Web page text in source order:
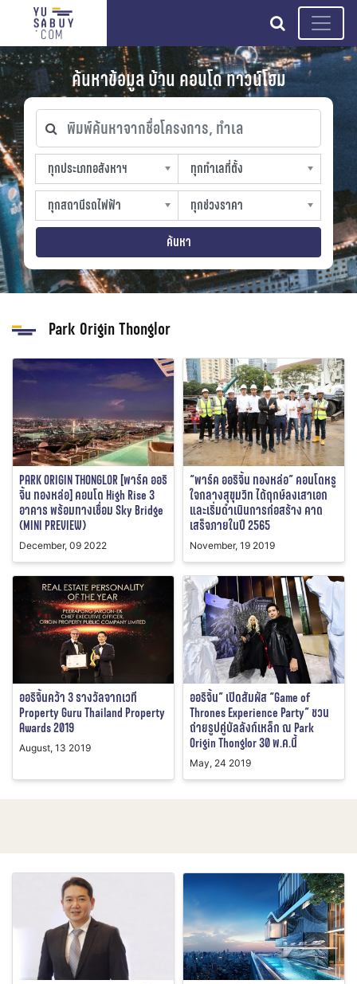
search
ค้นหาข้อมูล บ้าน คอนโด ทาวน์โฮม
พิมพ์ค้นหาจากชื่อโครงการ, ทำเล
ทุกประเภทอสังหาฯ
ทุกประเภทอสังหาฯ
sproperty
ทุกทำเลที่ตั้ง
ทุกทำเลที่ตั้ง
slocation
ทุกสถานีรถไฟฟ้า
ทุกสถานีรถไฟฟ้า
strain-station
ทุกช่วงราคา
ทุกช่วงราคา
sprice
ค้นหา
Park Origin Thonglor
PARK ORIGIN THONGLOR [พาร์ค ออริ
จิ้น ทองหล่อ] คอนโด High Rise 3
อาคาร พร้อมทางเชื่อม Sky Bridge
(MINI PREVIEW)
December, 09 2022
“พาร์ค ออริจิ้น ทองหล่อ” คอนโดหรู
ใจกลางสุขุมวิท ได้ฤกษ์ลงเสาเอก
และเริ่มดำเนินการก่อสร้าง คาด
เสร็จภายในปี 2565
November, 19 2019
ออริจิ้นคว้า 3 รางวัลจากเวที
Property Guru Thailand Property
Awards 2019
August, 13 2019
ออริจิ้น” เปิดสัมผัส “Game of
Thrones Experience Party” ชวน
ถ่ายรูปคู่บัลลังก์เหล็ก ณ Park
Origin Thonglor 30 พ.ค.นี้
May, 24 2019